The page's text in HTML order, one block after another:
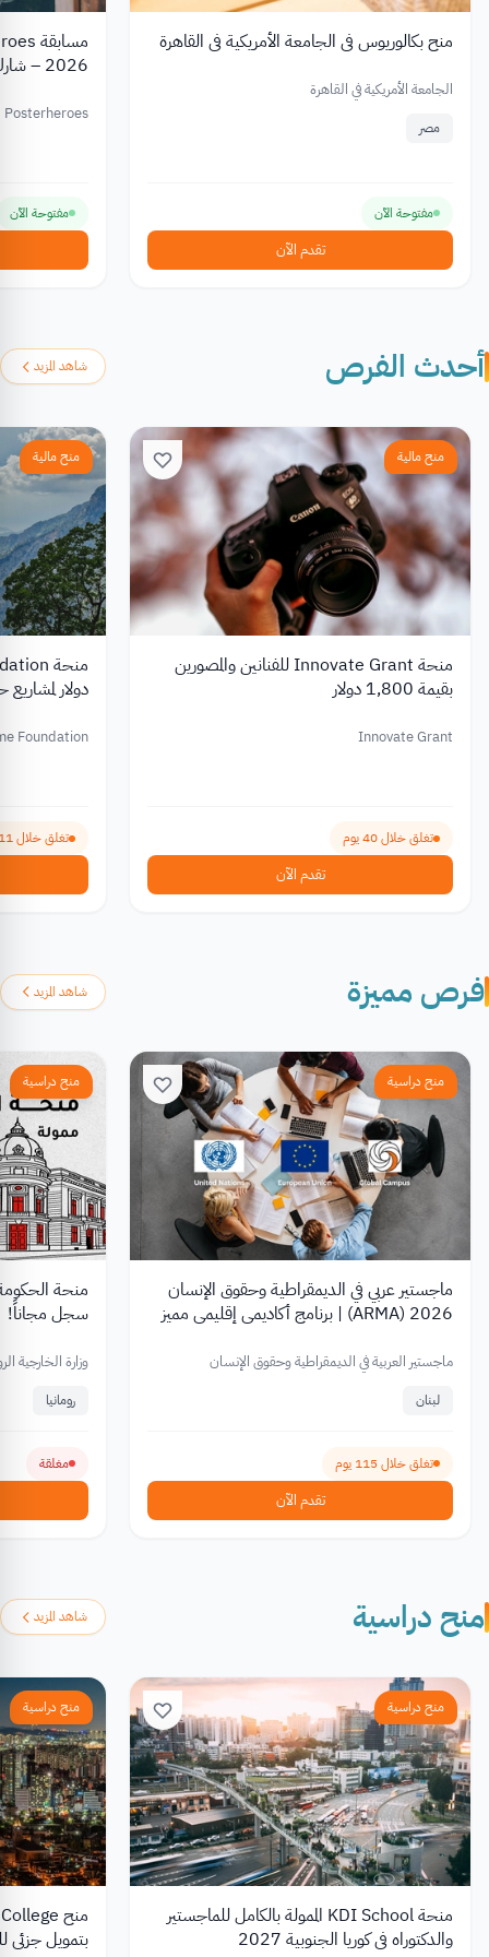
منح بكالوريوس في الجامعة الأمريكية في القاهرة
الجامعة الأمريكية في القاهرة
مصر
مفتوحة الآن
تقدم الآن
2026 – شارك واربح جوائز تصل إلى €2,500
Posterheroes
مفتوحة الآن
أحدث الفرص شاهد المزيد
منح مالية
منحة Innovate Grant للفنانين والمصورين
بقيمة 1,800 دولار
Innovate Grant
تغلق خلال 40 يوم
تقدم الآن
منح مالية
دولار
Foundation
تغلق خلال 111 يوم
فرص مميزة شاهد المزيد
منح دراسية
ماجستير عربي في الديمقراطية وحقوق الإنسان
2026 (ARMA) | برنامج أكاديمي إقليمي مميز
ماجستير العربية في الديمقراطية وحقوق الإنسان
لبنان
تغلق خلال 115 يوم
تقدم الآن
منح دراسية
سجل مجاناً!
وزارة الخارجية
رومانيا
مغلقة
منح دراسية شاهد المزيد
منح دراسية
منحة KDI School الممولة بالكامل للماجستير
والدكتوراه في كوريا الجنوبية 2027
منح دراسية
بتمويل جزئي